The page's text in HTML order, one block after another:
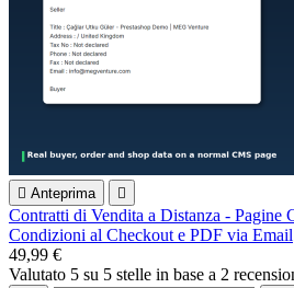
 Anteprima 
Contratti di Vendita a Distanza - Pagine
Condizioni al Checkout e PDF via Email
49,99 €
Valutato 5 su 5 stelle in base a 2